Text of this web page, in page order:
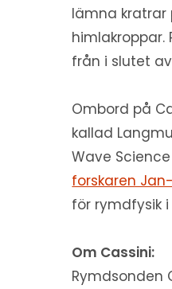
lämna
himlakroppar.
från i slutet
Ombord på
kallad
Wave
forskaren
för rymdfysik
Om Cassini:
Rymdsonden